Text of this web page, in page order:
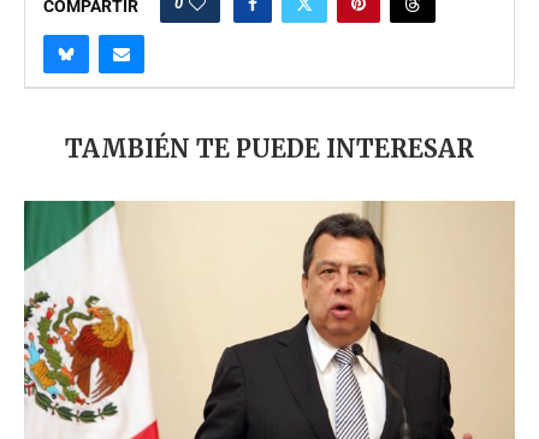
COMPARTIR
TAMBIÉN TE PUEDE INTERESAR